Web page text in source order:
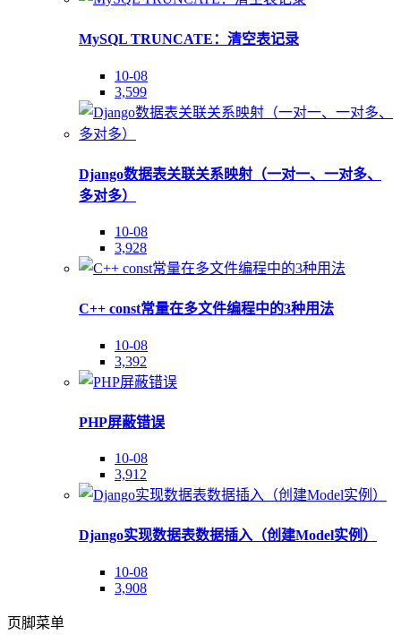
MySQL TRUNCATE：清空表记录
10-08
3,599
Django数据表关联关系映射（一对一、一对多、
多对多）
10-08
3,928
C++ const常量在多文件编程中的3种用法
10-08
3,392
PHP屏蔽错误
10-08
3,912
Django实现数据表数据插入（创建Model实例）
10-08
3,908
页脚菜单